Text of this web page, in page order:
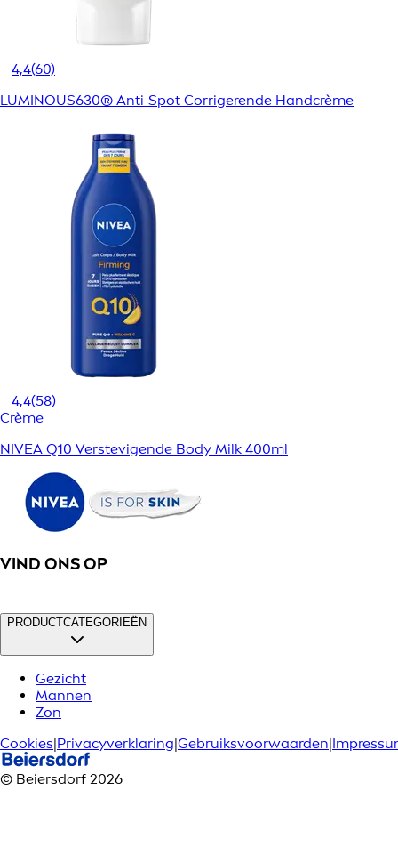
4,4(60)
LUMINOUS630® Anti-Spot Corrigerende Handcrème
4,4(58)
Crème
NIVEA Q10 Verstevigende Body Milk 400ml
VIND ONS OP
PRODUCTCATEGORIEËN
Gezicht
Mannen
Zon
Cookies Privacyverklaring Gebruiksvoorwaarden
© Beiersdorf 2026